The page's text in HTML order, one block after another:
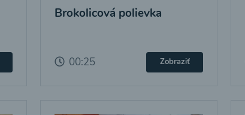
Brokolicová polievka
00:25 Zobraziť